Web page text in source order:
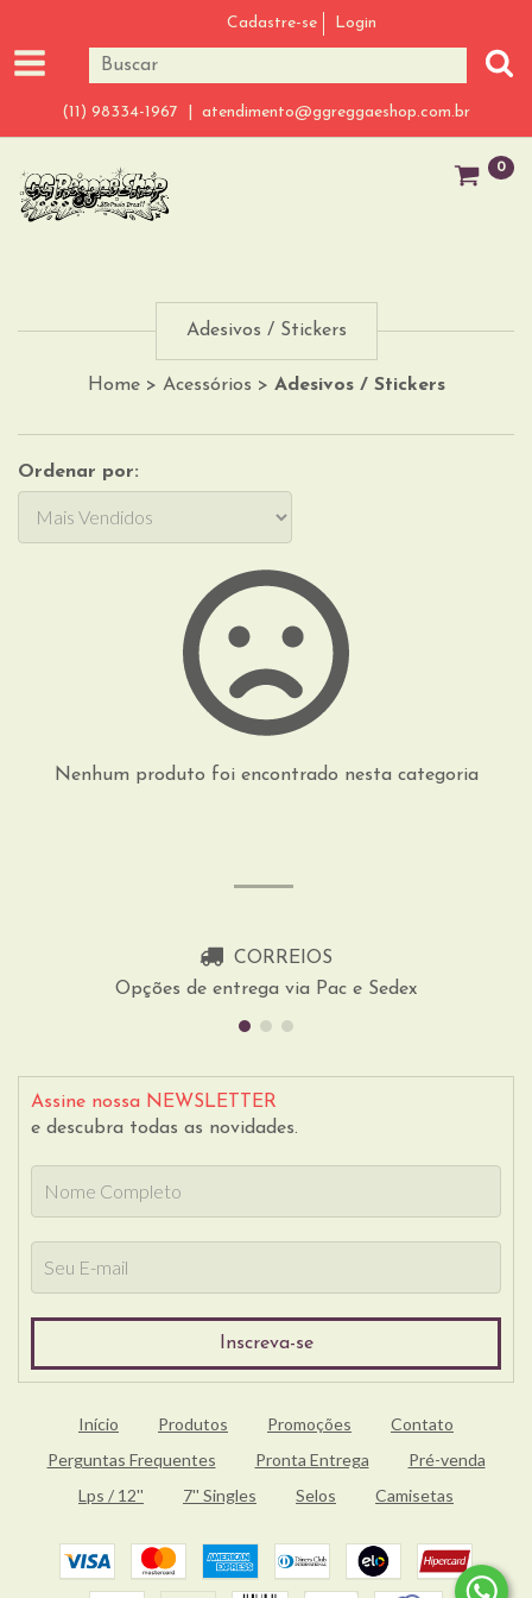
Cadastre-se Login
(11) 98334-1967 | atendimento@ggreggaeshop.com.br
0
Adesivos / Stickers
Home > Acessórios > Adesivos / Stickers
Ordenar por:
Nenhum produto foi encontrado nesta categoria
CORREIOS
Opções de entrega via Pac e Sedex
Assine nossa NEWSLETTER
e descubra todas as novidades.
Início Produtos Promoções
Contato
Perguntas Frequentes
Pronta Entrega
Pré-venda
Lps / 12''
7'' Singles Selos Camisetas